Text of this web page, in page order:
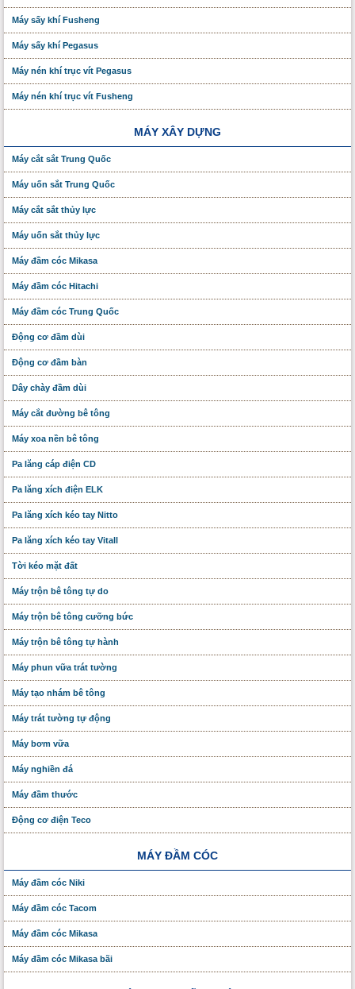
Máy sấy khí Fusheng
Máy sấy khí Pegasus
Máy nén khí trục vít Pegasus
Máy nén khí trục vít Fusheng
MÁY XÂY DỰNG
Máy cắt sắt Trung Quốc
Máy uốn sắt Trung Quốc
Máy cắt sắt thủy lực
Máy uốn sắt thủy lực
Máy đầm cóc Mikasa
Máy đầm cóc Hitachi
Máy đầm cóc Trung Quốc
Động cơ đầm dùi
Động cơ đầm bàn
Dây chày đầm dùi
Máy cắt đường bê tông
Máy xoa nền bê tông
Pa lăng cáp điện CD
Pa lăng xích điện ELK
Pa lăng xích kéo tay Nitto
Pa lăng xích kéo tay Vitall
Tời kéo mặt đất
Máy trộn bê tông tự do
Máy trộn bê tông cưỡng bức
Máy trộn bê tông tự hành
Máy phun vữa trát tường
Máy tạo nhám bê tông
Máy trát tường tự động
Máy bơm vữa
Máy nghiền đá
Máy đầm thước
Động cơ điện Teco
MÁY ĐẦM CÓC
Máy đầm cóc Niki
Máy đầm cóc Tacom
Máy đầm cóc Mikasa
Máy đầm cóc Mikasa bãi